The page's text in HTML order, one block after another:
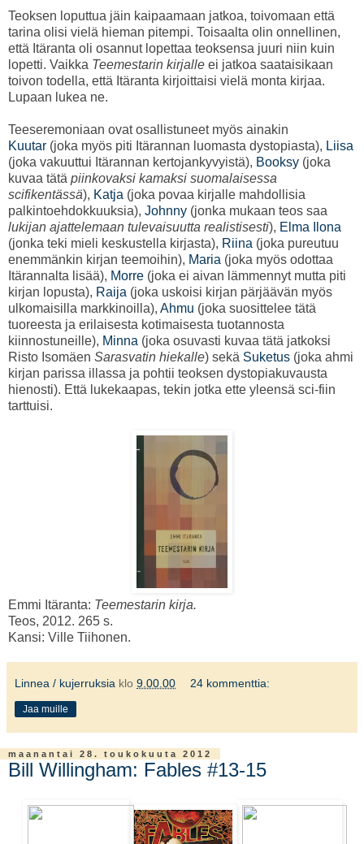
Teoksen loputtua jäin kaipaamaan jatkoa, toivomaan että
tarina olisi vielä hieman pitempi. Toisaalta olin onnellinen,
että Itäranta oli osannut lopettaa teoksensa juuri niin kuin
lopetti. Vaikka Teemestarin kirjalle ei jatkoa saataisikaan
toivon todella, että Itäranta kirjoittaisi vielä monta kirjaa.
Lupaan lukea ne.
Teeseremoniaan ovat osallistuneet myös ainakin
Kuutar (joka myös piti Itärannan luomasta dystopiasta), Liisa
(joka vakuuttui Itärannan kertojankyvyistä), Booksy (joka
kuvaa tätä piinkovaksi kamaksi suomalaisessa
scifikentässä), Katja (joka povaa kirjalle mahdollisia
palkintoehdokkuuksia), Johnny (jonka mukaan teos saa
lukijan ajattelemaan tulevaisuutta realistisesti), Elma Ilona
(jonka teki mieli keskustella kirjasta), Riina (joka pureutuu
enemmänkin kirjan teemoihin), Maria (joka myös odottaa
Itärannalta lisää), Morre (joka ei aivan lämmennyt mutta piti
kirjan lopusta), Raija (joka uskoisi kirjan pärjäävän myös
ulkomaisilla markkinoilla), Ahmu (joka suosittelee tätä
tuoreesta ja erilaisesta kotimaisesta tuotannosta
kiinnostuneille), Minna (joka osuvasti kuvaa tätä jatkoksi
Risto Isomäen Sarasvatin hiekalle) sekä Suketus (joka ahmi
kirjan parissa illassa ja pohtii teoksen dystopiakuvausta
hienosti). Että lukekaapas, tekin jotka ette yleensä sci-fiin
tarttuisi.
Emmi Itäranta: Teemestarin kirja.
Teos, 2012. 265 s.
Kansi: Ville Tiihonen.
Linnea / kujerruksia klo 9.00.00 24 kommenttia:
Jaa muille
maanantai 28. toukokuuta 2012
Bill Willingham: Fables #13-15